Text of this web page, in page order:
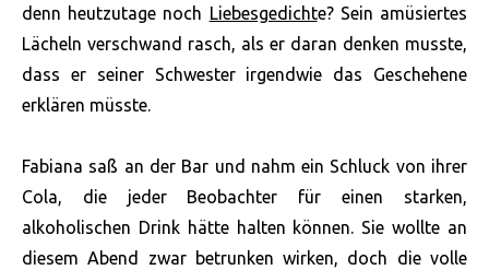
denn heutzutage noch Liebesgedichte? Sein amüsiertes
Lächeln verschwand rasch, als er daran denken musste,
dass er seiner Schwester irgendwie das Geschehene
erklären müsste.
Fabiana saß an der Bar und nahm ein Schluck von ihrer
Cola, die jeder Beobachter für einen starken,
alkoholischen Drink hätte halten können. Sie wollte an
diesem Abend zwar betrunken wirken, doch die volle